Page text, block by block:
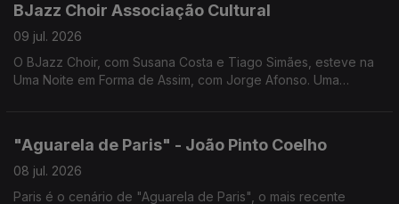
BJazz Choir Associação Cultural
09 jul. 2026
O BJazz Choir, com Susana Costa e Tiago Simães, esteve na
Uma Noite em Forma de Assim, com Jorge Afonso. Uma
"Aguarela de Paris" - João Pinto Coelho
08 jul. 2026
Paris é o cenário de "Aguarela de Paris", o mais recente